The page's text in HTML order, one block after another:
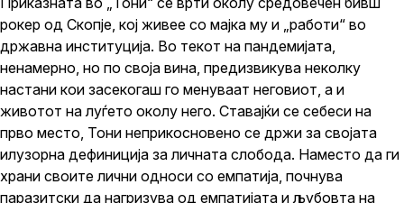
рокер од Скопје, кој живее со мајка му и „работи“ во
државна институција. Во текот на пандемијата,
ненамерно, но по своја вина, предизвикува неколку
настани кои засекогаш го менуваат неговиот, а и
животот на луѓето околу него. Ставајќи се себеси на
прво место, Тони неприкосновено се држи за својата
илузорна дефиниција за личната слобода. Наместо да ги
храни своите лични односи со емпатија, почнува
паразитски да нагризува од емпатијата и љубовта на